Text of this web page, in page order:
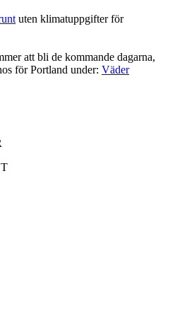
uten klimatuppgifter för
att bli de kommande dagarna,
för Portland under: Väder